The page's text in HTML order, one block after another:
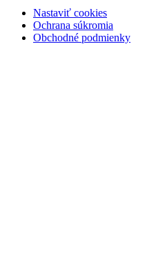
Nastaviť cookies
Ochrana súkromia
Obchodné podmienky